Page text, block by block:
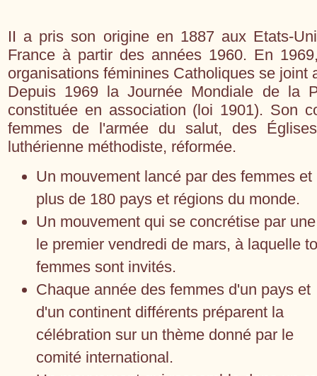
II a pris son origine en 1887 aux Etats-
France à partir des années 1960. En
organisations féminines Catholiques se joint
Depuis 1969 la Journée Mondiale de la
constituée en association (loi 1901). Son
femmes de l'armée du salut, des
luthérienne méthodiste, réformée.
Un mouvement lancé par des femmes
plus de 180 pays et régions du monde.
Un mouvement qui se concrétise par
le premier vendredi de mars, à laquelle
femmes sont invités.
Chaque année des femmes d'un pays et
d'un continent différents préparent la
célébration sur un thème donné par le
comité international.